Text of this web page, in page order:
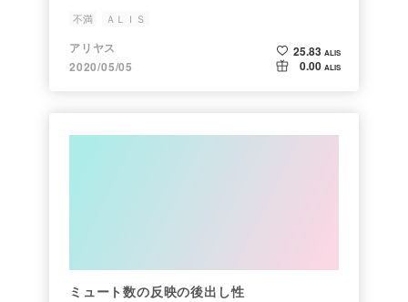
不満 ＡＬＩＳ
アリヤス
2020/05/05
25.83 ALIS
0.00 ALIS
ミュート数の反映の後出し性